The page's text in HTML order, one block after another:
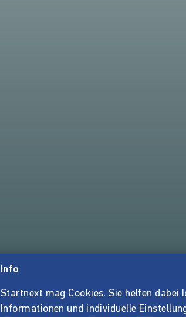
Info
Startnext mag Cookies. Sie helfen dabei
Informationen und individuelle